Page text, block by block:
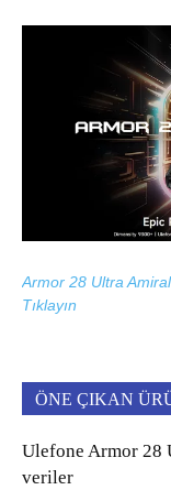
Armor 28 Ultra
Tıklayın
ÖNE ÇIKAN
Ulefone Armor 28
veriler